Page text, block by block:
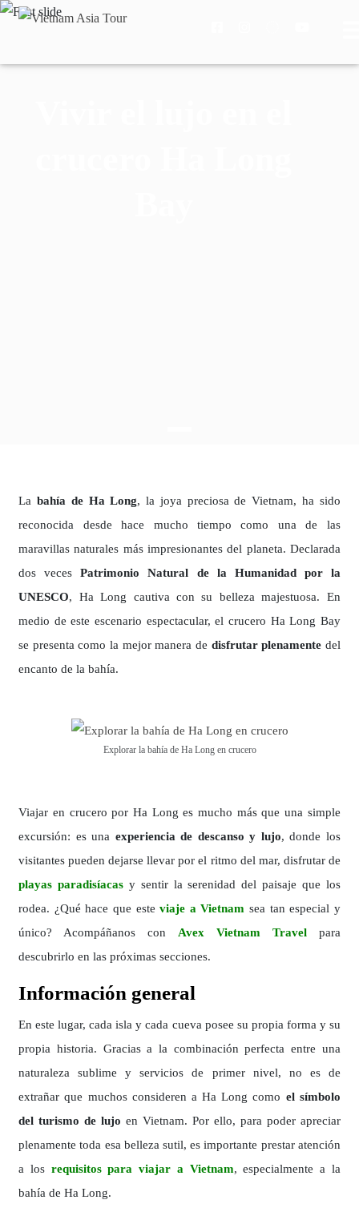
La bahía de Ha Long, la joya preciosa de Vietnam, ha sido
reconocida desde hace mucho tiempo como una de las
maravillas naturales más impresionantes del planeta. Declarada
dos vecesPatrimonio Natural de la Humanidad por la
UNESCO, Ha Long cautiva con su belleza majestuosa. En
medio de este escenario espectacular, el crucero Ha Long Bay
se presenta como la mejor manera de disfrutar plenamente del
encanto de la bahía.
Explorar la bahía de Ha Long en crucero
Viajar en crucero por Ha Long es mucho más que una simple
excursión: es una experiencia de descanso y lujo, donde los
visitantes pueden dejarse llevar por el ritmo del mar, disfrutar de
playas paradisíacas y sentir la serenidad del paisaje que los
rodea. ¿Qué hace que esteviaje a Vietnam sea tan especial y
único? Acompáñanos con Avex Vietnam Travelpara
descubrirlo en las próximas secciones.
Información general
En este lugar, cada isla y cada cueva posee su propia forma y su
propia historia. Gracias a la combinación perfecta entre una
naturaleza sublime y servicios de primer nivel, no es de
extrañar que muchos consideren a Ha Long como el símbolo
del turismo de lujo en Vietnam. Por ello, para poder apreciar
plenamente toda esa belleza sutil, es importante prestar atención
a los requisitos para viajar a Vietnam, especialmente a la
bahía de Ha Long.